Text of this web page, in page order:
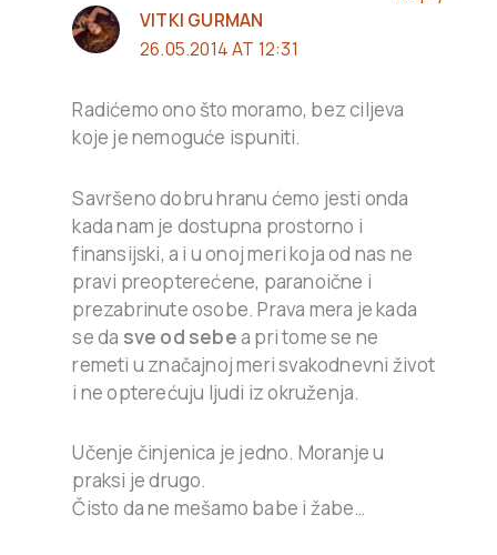
VITKI GURMAN
26.05.2014 AT 12:31
Radićemo ono što moramo, bez ciljeva
koje je nemoguće ispuniti.
Savršeno dobru hranu ćemo jesti onda
kada nam je dostupna prostorno i
finansijski, a i u onoj meri koja od nas ne
pravi preopterećene, paranoične i
prezabrinute osobe. Prava mera je kada
se da sve od sebea pri tome se ne
remeti u značajnoj meri svakodnevni život
i ne opterećuju ljudi iz okruženja.
Učenje činjenica je jedno. Moranje u
praksi je drugo.
Čisto da ne mešamo babe i žabe…